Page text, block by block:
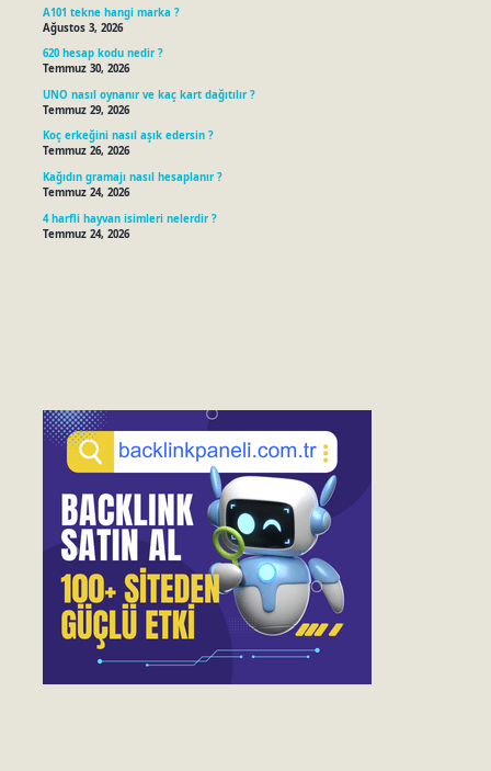
A101 tekne hangi marka ?
Ağustos 3, 2026
620 hesap kodu nedir ?
Temmuz 30, 2026
UNO nasıl oynanır ve kaç kart dağıtılır ?
Temmuz 29, 2026
Koç erkeğini nasıl aşık edersin ?
Temmuz 26, 2026
Kağıdın gramajı nasıl hesaplanır ?
Temmuz 24, 2026
4 harfli hayvan isimleri nelerdir ?
Temmuz 24, 2026